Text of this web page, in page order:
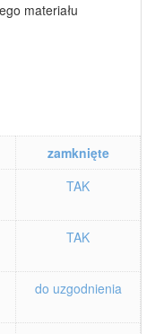
materiału
zamknięte
TAK
TAK
do uzgodnienia